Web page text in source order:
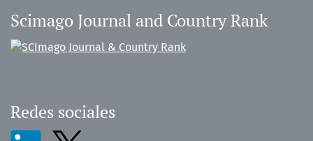
Scimago Journal and Country Rank
Redes sociales